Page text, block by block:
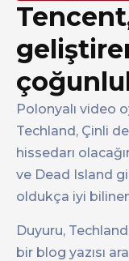
Polonyalı video
Techland, Çinli
hissedarı
ve Dead Island
oldukça iyi
Duyuru,
bir blog yazısı